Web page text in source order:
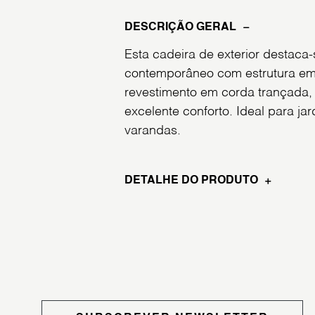
DESCRIÇÃO GERAL
Esta cadeira de exterior
contemporâneo com estrutura
revestimento em corda
excelente conforto. Ideal para
varandas.
DETALHE DO PRODUTO